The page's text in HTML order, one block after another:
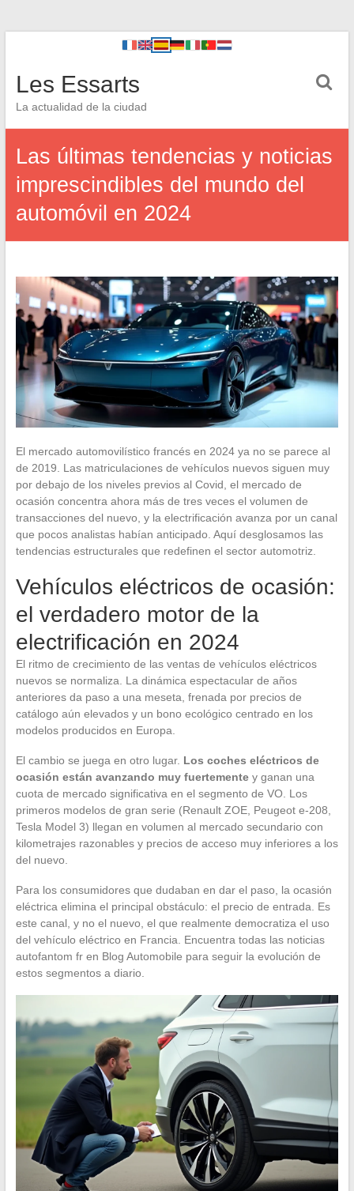
Les Essarts
La actualidad de la ciudad
Las últimas tendencias y noticias
imprescindibles del mundo del
automóvil en 2024
El mercado automovilístico francés en 2024 ya no se parece al
de 2019. Las matriculaciones de vehículos nuevos siguen muy
por debajo de los niveles previos al Covid, el mercado de
ocasión concentra ahora más de tres veces el volumen de
transacciones del nuevo, y la electrificación avanza por un canal
que pocos analistas habían anticipado. Aquí desglosamos las
tendencias estructurales que redefinen el sector automotriz.
Vehículos eléctricos de ocasión:
el verdadero motor de la
electrificación en 2024
El ritmo de crecimiento de las ventas de vehículos eléctricos
nuevos se normaliza. La dinámica espectacular de años
anteriores da paso a una meseta, frenada por precios de
catálogo aún elevados y un bono ecológico centrado en los
modelos producidos en Europa.
El cambio se juega en otro lugar. Los coches eléctricos de
ocasión están avanzando muy fuertementey ganan una
cuota de mercado significativa en el segmento de VO. Los
primeros modelos de gran serie (Renault ZOE, Peugeot e-208,
Tesla Model 3) llegan en volumen al mercado secundario con
kilometrajes razonables y precios de acceso muy inferiores a los
del nuevo.
Para los consumidores que dudaban en dar el paso, la ocasión
eléctrica elimina el principal obstáculo: el precio de entrada. Es
este canal, y no el nuevo, el que realmente democratiza el uso
del vehículo eléctrico en Francia. Encuentra todas las noticias
autofantom fr en Blog Automobile para seguir la evolución de
estos segmentos a diario.